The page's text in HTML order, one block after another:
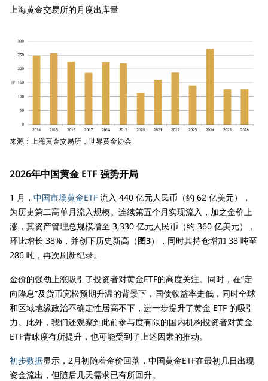
上海黄金交易所的月度出库量
来源：上海黄金交易所，世界黄金协会
2026年中国黄金 ETF 强势开局
1 月， 中国市场黄金ETF 流入 440 亿元人民币（约 62 亿美元），
为历史第二高单月流入规模。连续第五个月实现流入，加之金价上
涨，其资产管理总规模增至 3,330 亿元人民币（约 360 亿美元），
环比增长 38%，并创下历史新高（图3），同时其持仓增加 38 吨至
286 吨，再次刷新纪录。
金价的强劲上涨吸引了投资者对黄金ETF的高度关注。同时，在“定
向降息”及货币宽松预期升温的背景下，国债收益率走低，同时全球
和区域地缘政治不确定性居高不下，进一步提升了黄金 ETF 的吸引
力。此外，我们还观察到此前参与度有限的国内机构投资者对黄金
ETF青睐度有所提升，也可能受到了上述因素的推动。
初步数据显示，2月初随着金价回落，中国黄金ETF在最初几日出现
资金流出，但随后几天需求已有所回升。